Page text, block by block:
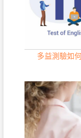
多益測驗如